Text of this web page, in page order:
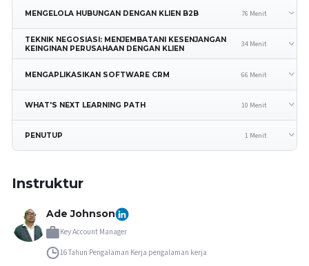
MENGELOLA HUBUNGAN DENGAN KLIEN B2B 76 Menit
TEKNIK NEGOSIASI: MENJEMBATANI KESENJANGAN
KEINGINAN PERUSAHAAN DENGAN KLIEN
34 Menit
MENGAPLIKASIKAN SOFTWARE CRM 66 Menit
WHAT'S NEXT LEARNING PATH 10 Menit
PENUTUP 1 Menit
Instruktur
Ade Johnson
Key Account Manager
16 Tahun Pengalaman Kerja pengalaman kerja